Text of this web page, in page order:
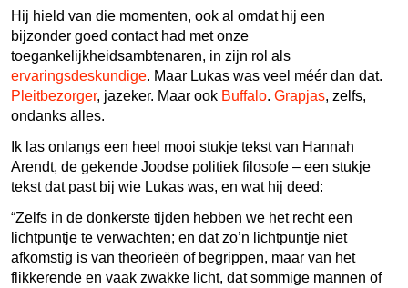
Hij hield van die momenten, ook al omdat hij een
bijzonder goed contact had met onze
toegankelijkheidsambtenaren, in zijn rol als
ervaringsdeskundige. Maar Lukas was veel méér dan dat.
Pleitbezorger, jazeker. Maar ook Buffalo. Grapjas, zelfs,
ondanks alles.
Ik las onlangs een heel mooi stukje tekst van Hannah
Arendt, de gekende Joodse politiek filosofe – een stukje
tekst dat past bij wie Lukas was, en wat hij deed:
“Zelfs in de donkerste tijden hebben we het recht een
lichtpuntje te verwachten; en dat zo’n lichtpuntje niet
afkomstig is van theorieën of begrippen, maar van het
flikkerende en vaak zwakke licht, dat sommige mannen of